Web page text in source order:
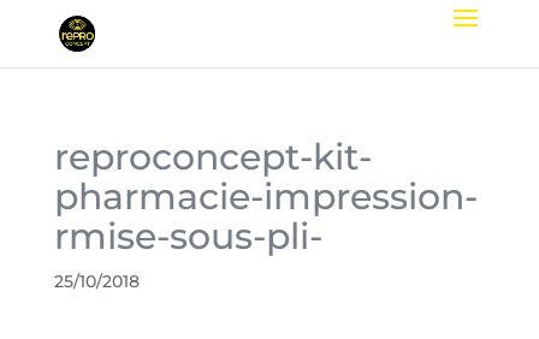
reproconcept-kit-
pharmacie-impression-
rmise-sous-pli-
25/10/2018